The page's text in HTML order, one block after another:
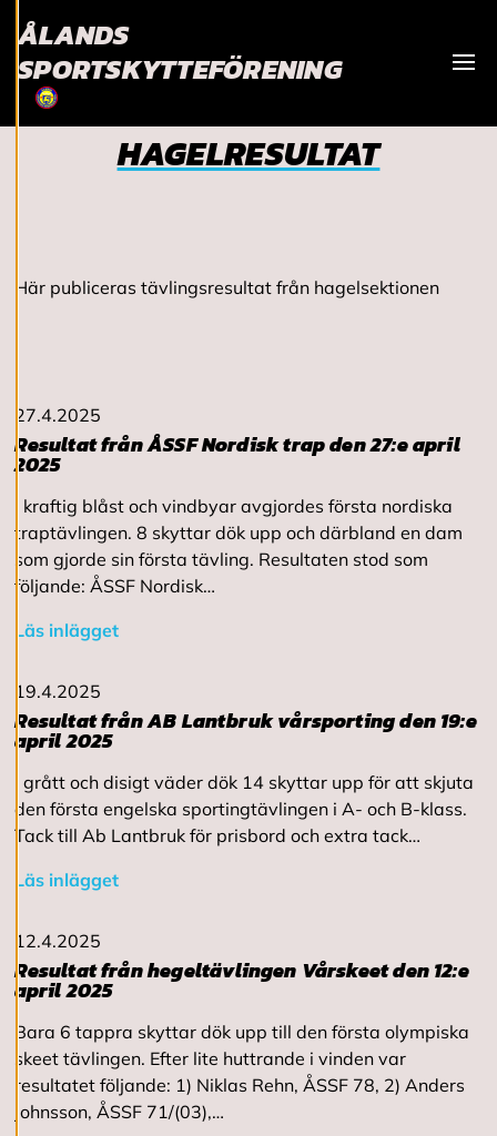
när som helst. Läs
mer om våra
cookies.
a
e
s
v
v
i
s
a
l
A
c
e
p
t
r
l
l
a
c
o
k
i
e
s
ÅLANDS
SPORTSKYTTEFÖRENING
HAGELRESULTAT
Här publiceras tävlingsresultat från hagelsektionen
27.4.2025
Resultat från ÅSSF Nordisk trap den 27:e april
2025
I kraftig blåst och vindbyar avgjordes första nordiska
traptävlingen. 8 skyttar dök upp och därbland en dam
som gjorde sin första tävling. Resultaten stod som
följande: ÅSSF Nordisk…
Läs inlägget
19.4.2025
Resultat från AB Lantbruk vårsporting den 19:e
april 2025
I grått och disigt väder dök 14 skyttar upp för att skjuta
den första engelska sportingtävlingen i A- och B-klass.
Tack till Ab Lantbruk för prisbord och extra tack…
Läs inlägget
12.4.2025
Resultat från hegeltävlingen Vårskeet den 12:e
april 2025
Bara 6 tappra skyttar dök upp till den första olympiska
skeet tävlingen. Efter lite huttrande i vinden var
resultatet följande: 1) Niklas Rehn, ÅSSF 78, 2) Anders
Johnsson, ÅSSF 71/(03),…